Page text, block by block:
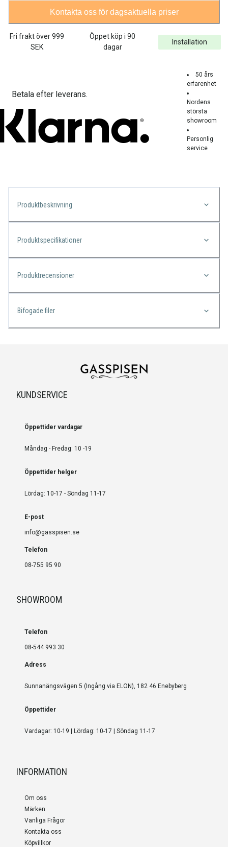
Kontakta oss för dagsaktuella priser
Fri frakt över999
SEK
Öppet köp i 90
dagar
Installation
Betala efter leverans.
50 års
erfarenhet
Nordens
största
showroom
Personlig
service
Produktbeskrivning
Produktspecifikationer
Produktrecensioner
Bifogade filer
KUNDSERVICE
Öppettider vardagar
Måndag - Fredag: 10 -19
Öppettider helger
Lördag: 10-17 - Söndag 11-17
E-post
info@gasspisen.se
Telefon
08-755 95 90
SHOWROOM
Telefon
08-544 993 30
Adress
Sunnanängsvägen 5 (Ingång via ELON), 182 46 Enebyberg
Öppettider
Vardagar: 10-19 | Lördag: 10-17 | Söndag 11-17
INFORMATION
Om oss
Märken
Vanliga Frågor
Kontakta oss
Köpvillkor